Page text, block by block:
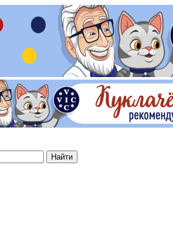
Найти